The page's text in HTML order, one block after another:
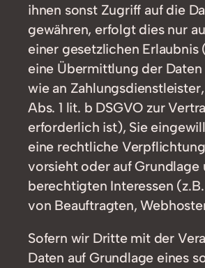
ihnen sonst Zugriff auf die
gewähren, erfolgt dies nur
einer gesetzlichen Erlaubnis
eine Übermittlung der
wie an
Abs. 1 lit. b DSGVO zur
erforderlich ist), Sie
eine rechtliche
vorsieht oder auf Grundlage
berechtigten Interessen
von Beauftragten,
Sofern wir Dritte mit der
Daten auf Grundlage eines